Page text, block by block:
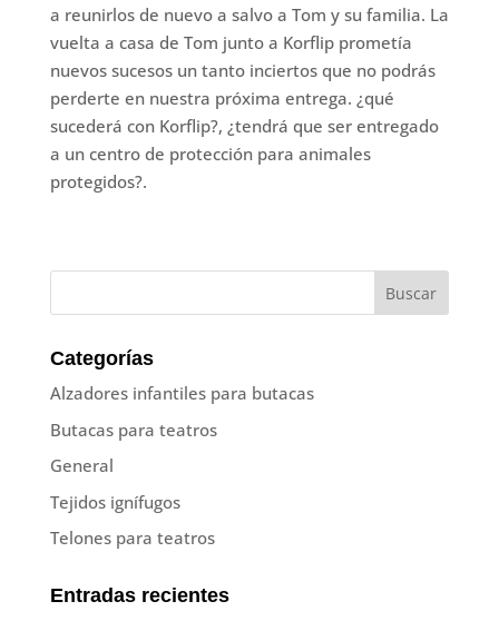
a reunirlos de nuevo a salvo a Tom y su familia. La
vuelta a casa de Tom junto a Korflip prometía
nuevos sucesos un tanto inciertos que no podrás
perderte en nuestra próxima entrega. ¿qué
sucederá con Korflip?, ¿tendrá que ser entregado
a un centro de protección para animales
protegidos?.
Categorías
Alzadores infantiles para butacas
Butacas para teatros
General
Tejidos ignífugos
Telones para teatros
Entradas recientes